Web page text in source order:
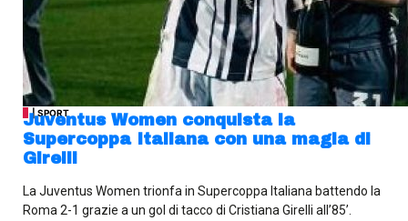
| SPORT
Juventus Women conquista la
Supercoppa Italiana con una magia di
Girelli
La Juventus Women trionfa in Supercoppa Italiana battendo la
Roma 2-1 grazie a un gol di tacco di Cristiana Girelli all’85’.